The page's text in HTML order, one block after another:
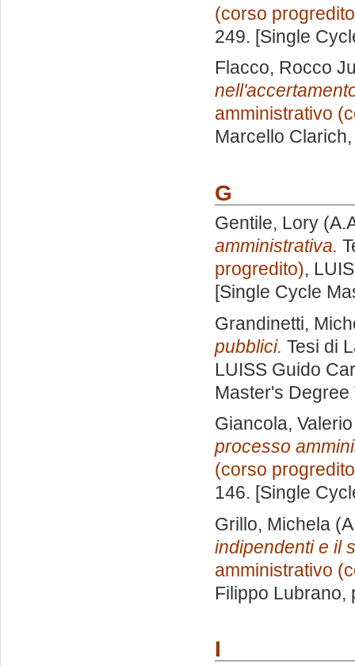
(corso
249. [Single
Flacco, Rocco
amministrativo
Marcello Clarich
G
Gentile, Lory
amministrativa.
progredito),
[Single Cycle
Grandinetti,
pubblici. Tesi di
LUISS Guido
Master's Degree
Giancola, Valerio
processo
(corso
146. [Single
Grillo, Michela
indipendenti e il
amministrativo
Filippo Lubrano,
I